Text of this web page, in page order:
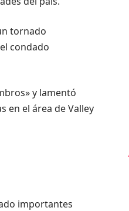
tornado
condado
y lamentó
en el área de Valley
importantes